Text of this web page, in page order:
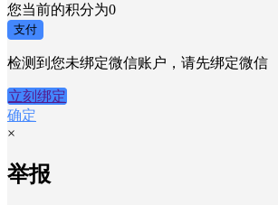
您当前的积分为0
支付
检测到您未绑定微信账户，请先绑定微信
立刻绑定
确定
×
举报